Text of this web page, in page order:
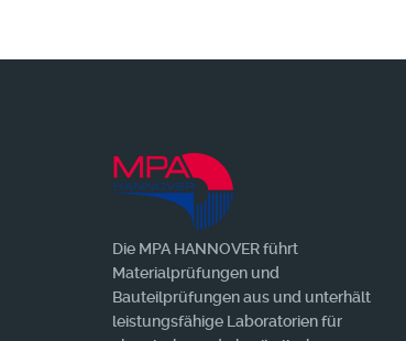
Die MPA HANNOVER führt
Materialprüfungen und
Bauteilprüfungen aus und unterhält
leistungsfähige Laboratorien für